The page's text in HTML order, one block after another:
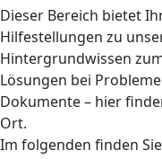
Dieser Bereich bietet
Hilfestellungen zu
Hintergrundwissen
Lösungen bei
Dokumente – hier
Ort.
Im folgenden finden